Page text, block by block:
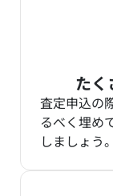
たく
査定申込の
るべく埋め
しましょう。